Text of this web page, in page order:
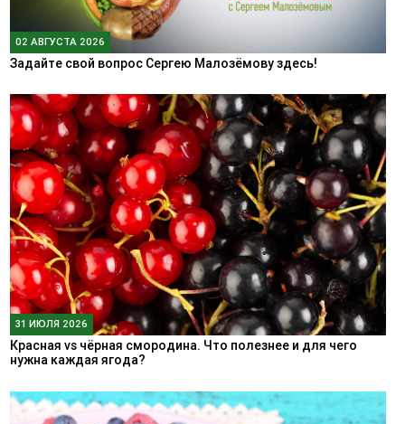
02 АВГУСТА 2026
Задайте свой вопрос Сергею Малозёмову здесь!
31 ИЮЛЯ 2026
Красная vs чёрная смородина. Что полезнее и для чего
нужна каждая ягода?